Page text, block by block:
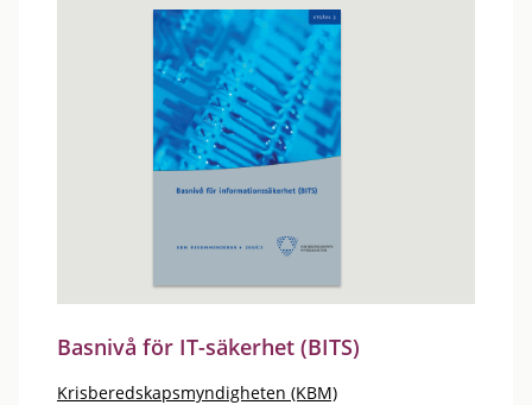
Basnivå för IT-säkerhet (BITS)
Krisberedskapsmyndigheten (KBM)